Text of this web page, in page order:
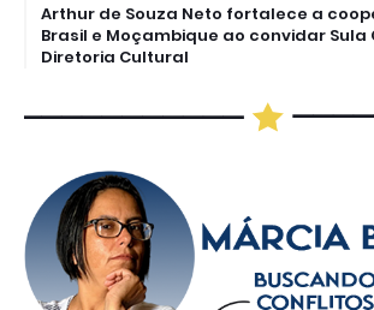
Arthur de Souza Neto fortalece a
Brasil e Moçambique ao convidar Sula
Diretoria Cultural